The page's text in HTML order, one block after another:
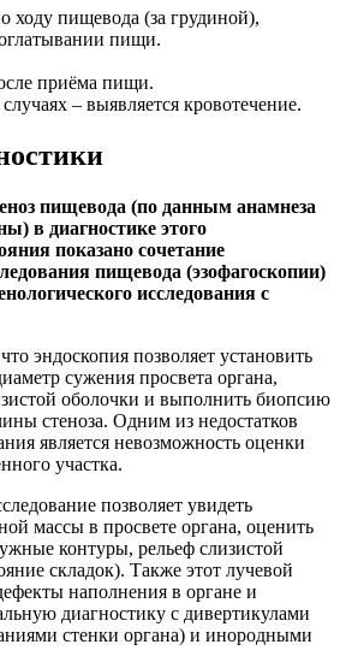
ходу пищевода (за грудиной),
пищи.
приёма пищи.
– выявляется кровотечение.
пищевода (по данным анамнеза
в диагностике этого
показано сочетание
пищевода (эзофагоскопии)
исследования с
эндоскопия позволяет установить
сужения просвета органа,
оболочки и выполнить биопсию
стеноза. Одним из недостатков
является невозможность оценки
участка.
позволяет увидеть
массы в просвете органа, оценить
контуры, рельеф слизистой
складок). Также этот лучевой
наполнения в органе и
диагностику с дивертикулами
стенки органа) и инородными